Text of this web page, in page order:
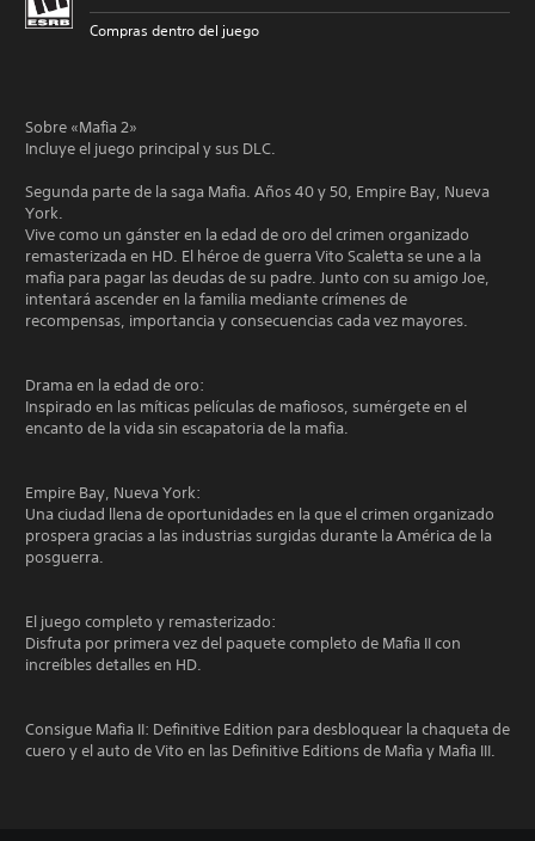
Compras dentro del juego
Sobre «Mafia 2»
Incluye el juego principal y sus DLC.
Segunda parte de la saga Mafia. Años 40 y 50, Empire Bay, Nueva
York.
Vive como un gánster en la edad de oro del crimen organizado
remasterizada en HD. El héroe de guerra Vito Scaletta se une a la
mafia para pagar las deudas de su padre. Junto con su amigo Joe,
intentará ascender en la familia mediante crímenes de
recompensas, importancia y consecuencias cada vez mayores.
Drama en la edad de oro:
Inspirado en las míticas películas de mafiosos, sumérgete en el
encanto de la vida sin escapatoria de la mafia.
Empire Bay, Nueva York:
Una ciudad llena de oportunidades en la que el crimen organizado
prospera gracias a las industrias surgidas durante la América de la
posguerra.
El juego completo y remasterizado:
Disfruta por primera vez del paquete completo de Mafia II con
increíbles detalles en HD.
Consigue Mafia II: Definitive Edition para desbloquear la chaqueta de
cuero y el auto de Vito en las Definitive Editions de Mafia y Mafia III.